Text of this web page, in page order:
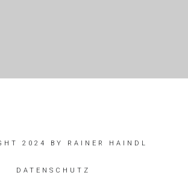
2024 BY RAINER HAINDL
DATENSCHUTZ